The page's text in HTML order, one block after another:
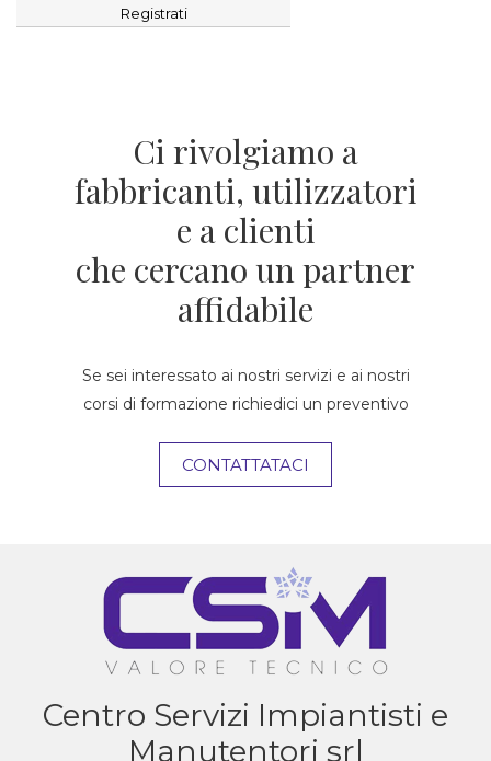
Registrati
Ci rivolgiamo a
fabbricanti, utilizzatori
e a clienti
che cercano un partner
affidabile
Se sei interessato ai nostri servizi e ai nostri
corsi di formazione richiedici un preventivo
CONTATTATACI
Centro Servizi Impiantisti e
Manutentori srl